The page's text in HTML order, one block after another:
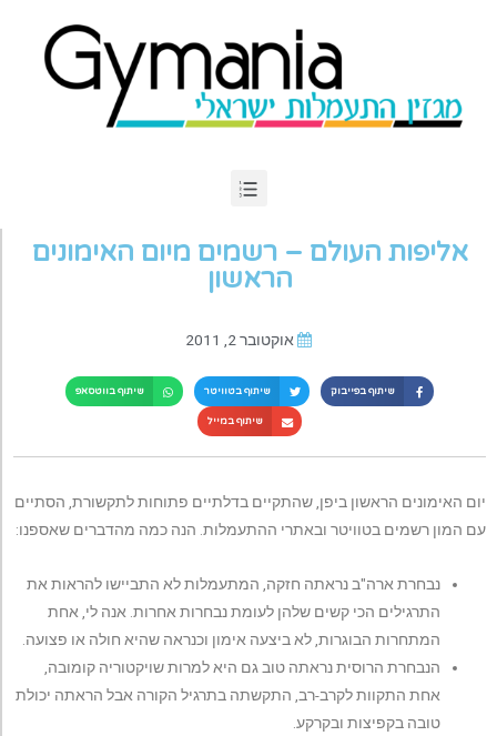
אליפות העולם – רשמים מיום האימונים
הראשון
אוקטובר 2, 2011
שיתוף בפייבוק שיתוף בטוויטר שיתוף בווטסאפ
שיתוף במייל
יום האימונים הראשון ביפן, שהתקיים בדלתיים פתוחות לתקשורת, הסתיים
עם המון רשמים בטוויטר ובאתרי ההתעמלות. הנה כמה מהדברים שאספנו:
נבחרת ארה"ב נראתה חזקה, המתעמלות לא התביישו להראות את
התרגילים הכי קשים שלהן לעומת נבחרות אחרות. אנה לי, אחת
המתחרות הבוגרות, לא ביצעה אימון וכנראה שהיא חולה או פצועה.
הנבחרת הרוסית נראתה טוב גם היא למרות שויקטוריה קומובה,
אחת התקוות לקרב-רב, התקשתה בתרגיל הקורה אבל הראתה יכולת
טובה בקפיצות ובקרקע.